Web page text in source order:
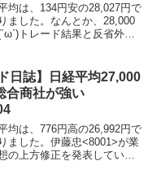
均は、134円安の28,027円で
ました。なんとか、28,000
トレード結果と反省外出
。銘柄注文種類in価格枚数...
日誌】日経平均27,000
合商社が強い
均は、776円高の26,992円で
ました。伊藤忠<8001>が業
の上方修正を発表している